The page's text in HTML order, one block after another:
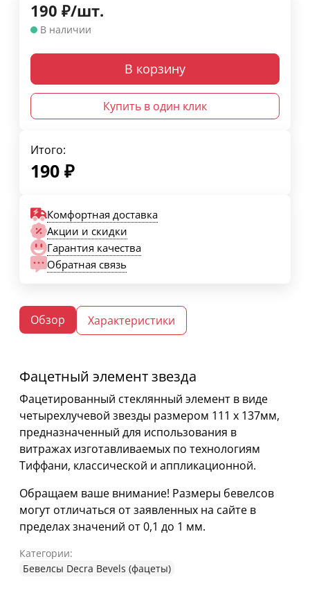
190 ₽/шт.
В наличии
В корзину
Купить в один клик
Итого:
190 ₽
Комфортная доставка
Акции и скидки
Гарантия качества
Обратная связь
Обзор Характеристики
Фацетный элемент звезда
Фацетированный стеклянный элемент в виде
четырехлучевой звезды размером 111 х 137мм,
предназначенный для использования в
витражах изготавливаемых по технологиям
Тиффани, классической и аппликационной.
Обращаем ваше внимание! Размеры бевелсов
могут отличаться от заявленных на сайте в
пределах значений от 0,1 до 1 мм.
Категории:
Бевелсы Decra Bevels (фацеты)